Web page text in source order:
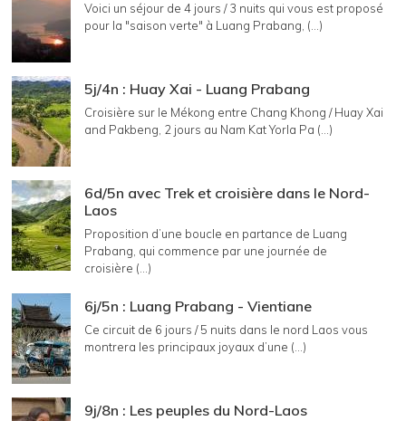
Voici un séjour de 4 jours / 3 nuits qui vous est proposé
pour la "saison verte" à Luang Prabang, (...)
5j/4n : Huay Xai - Luang Prabang
Croisière sur le Mékong entre Chang Khong / Huay Xai
and Pakbeng, 2 jours au Nam Kat Yorla Pa (...)
6d/5n avec Trek et croisière dans le Nord-
Laos
Proposition d’une boucle en partance de Luang
Prabang, qui commence par une journée de
croisière (...)
6j/5n : Luang Prabang - Vientiane
Ce circuit de 6 jours / 5 nuits dans le nord Laos vous
montrera les principaux joyaux d’une (...)
9j/8n : Les peuples du Nord-Laos